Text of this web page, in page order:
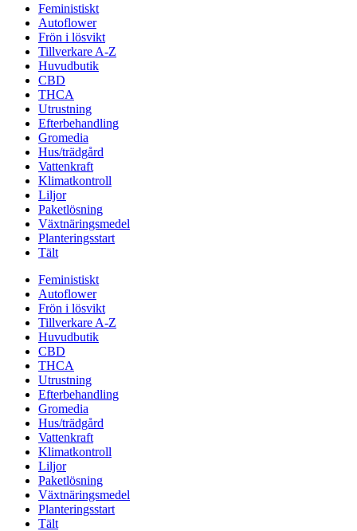
Feministiskt
Autoflower
Frön i lösvikt
Tillverkare A-Z
Huvudbutik
CBD
THCA
Utrustning
Efterbehandling
Gromedia
Hus/trädgård
Vattenkraft
Klimatkontroll
Liljor
Paketlösning
Växtnäringsmedel
Planteringsstart
Tält
Feministiskt
Autoflower
Frön i lösvikt
Tillverkare A-Z
Huvudbutik
CBD
THCA
Utrustning
Efterbehandling
Gromedia
Hus/trädgård
Vattenkraft
Klimatkontroll
Liljor
Paketlösning
Växtnäringsmedel
Planteringsstart
Tält